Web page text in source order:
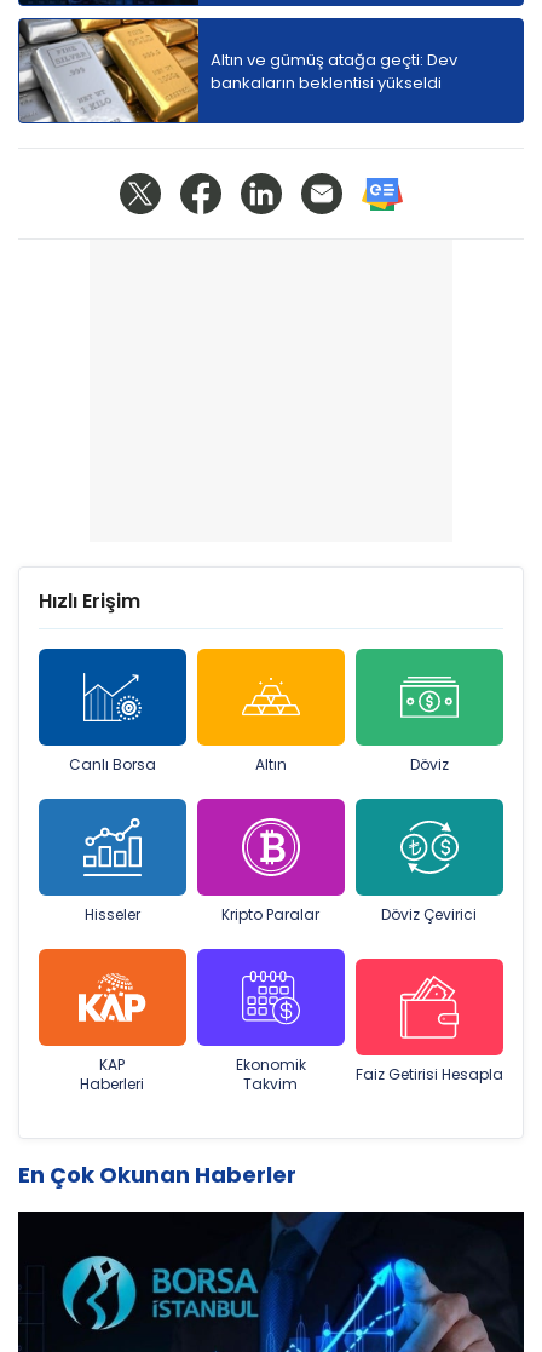
Altın ve gümüş atağa geçti: Dev
bankaların beklentisi yükseldi
Hızlı Erişim
Canlı Borsa Altın Döviz
Hisseler Kripto Paralar Döviz Çevirici
KAP
Haberleri
Ekonomik
Takvim
Faiz Getirisi Hesapla
En Çok Okunan Haberler